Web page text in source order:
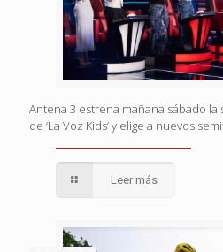
Antena 3 estrena mañana sábado
de ‘La Voz Kids’ y elige a nuevos
Leer más